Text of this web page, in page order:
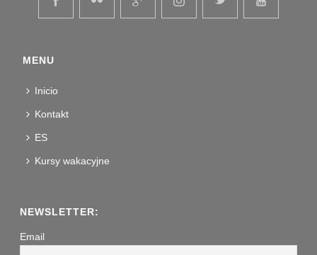
MENU
Inicio
Kontakt
ES
Kursy wakacyjne
NEWSLETTER:
Email